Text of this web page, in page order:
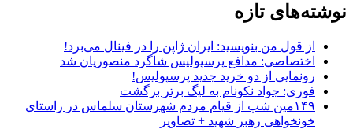
نوشته‌های تازه
از قول من بنویسید: ایران ژاپن را در فینال می‌برد!
اختصاصی: مدافع پرسپولیس شاگرد منصوریان شد
رونمایی از دو خرید جدید پرسپولیس!
فوری: جواد نکونام به لیگ برتر برگشت
۱۴۹مین شب از قیام مردم شهرستان سلماس در راستای
خونخواهی رهبر شهید + تصاویر